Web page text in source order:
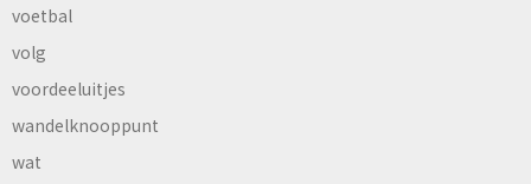
voetbal
volg
voordeeluitjes
wandelknooppunt
wat